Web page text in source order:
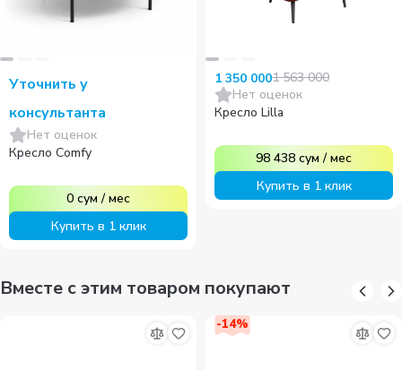
Уточнить у
консультанта
Нет оценок
Кресло Comfy
0 сум /мес
Купить в 1 клик
1 350 0001 563 000
Нет оценок
Кресло Lilla
98 438 сум /мес
Купить в 1 клик
Вместе с этим товаром покупают
-14%